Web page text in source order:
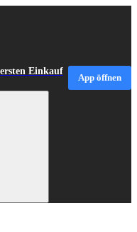
Einkauf
App öffnen